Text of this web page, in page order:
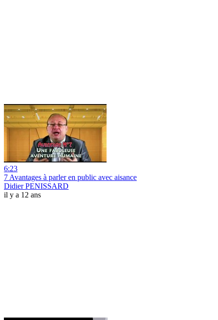
6:23
7 Avantages à parler en public avec aisance
Didier PENISSARD
il y a 12 ans